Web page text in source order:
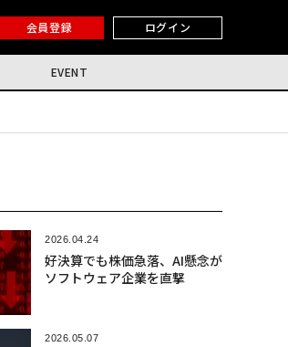
会員登録 ログイン
EVENT
2026.04.24
好決算でも株価急落、AI懸念が
ソフトウェア企業を直撃
2026.05.07